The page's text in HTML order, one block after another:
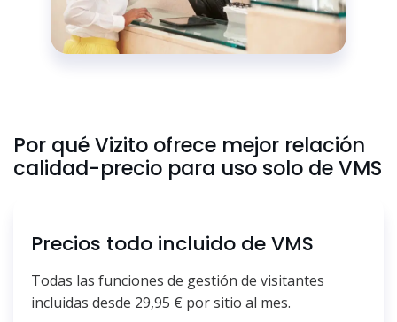
Por qué Vizito ofrece mejor relación
calidad-precio para uso solo de VMS
Precios todo incluido de VMS
Todas las funciones de gestión de visitantes
incluidas desde 29,95 € por sitio al mes.